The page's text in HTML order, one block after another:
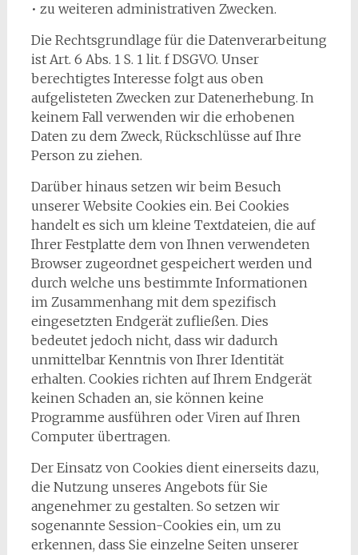
• zu weiteren administrativen Zwecken.
​Die Rechtsgrundlage für die Datenverarbeitung
ist Art. 6 Abs. 1 S. 1 lit. f DSGVO. Unser
berechtigtes Interesse folgt aus oben
aufgelisteten Zwecken zur Datenerhebung. In
keinem Fall verwenden wir die erhobenen
Daten zu dem Zweck, Rückschlüsse auf Ihre
Person zu ziehen.
​Darüber hinaus setzen wir beim Besuch
unserer Website Cookies ein. Bei Cookies
handelt es sich um kleine Textdateien, die auf
Ihrer Festplatte dem von Ihnen verwendeten
Browser zugeordnet gespeichert werden und
durch welche uns bestimmte Informationen
im Zusammenhang mit dem spezifisch
eingesetzten Endgerät zufließen. Dies
bedeutet jedoch nicht, dass wir dadurch
unmittelbar Kenntnis von Ihrer Identität
erhalten. Cookies richten auf Ihrem Endgerät
keinen Schaden an, sie können keine
Programme ausführen oder Viren auf Ihren
Computer übertragen.
​Der Einsatz von Cookies dient einerseits dazu,
die Nutzung unseres Angebots für Sie
angenehmer zu gestalten. So setzen wir
sogenannte Session-Cookies ein, um zu
erkennen, dass Sie einzelne Seiten unserer